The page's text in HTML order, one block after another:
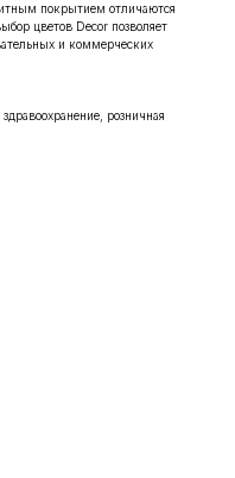
покрытием отличаются
цветов Decor позволяет
и коммерческих
розничная